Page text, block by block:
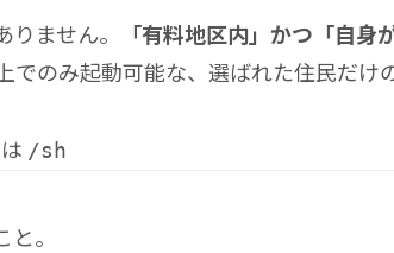
ません。
「有料地区内」かつ「自身
でのみ起動可能な、選ばれた住民だけ
/sh
。